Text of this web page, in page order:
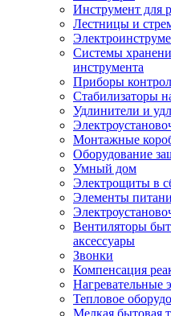
Инструмент для
Лестницы и
Системы
инструмента
Приборы
Стабилизаторы
Удлинители и
Монтажные
Оборудование
Умный дом
Электрощиты в
Элементы
Вентиляторы
аксессуары
Звонки
Компенсация
Нагревательные
Тепловое
Мелкая бытовая